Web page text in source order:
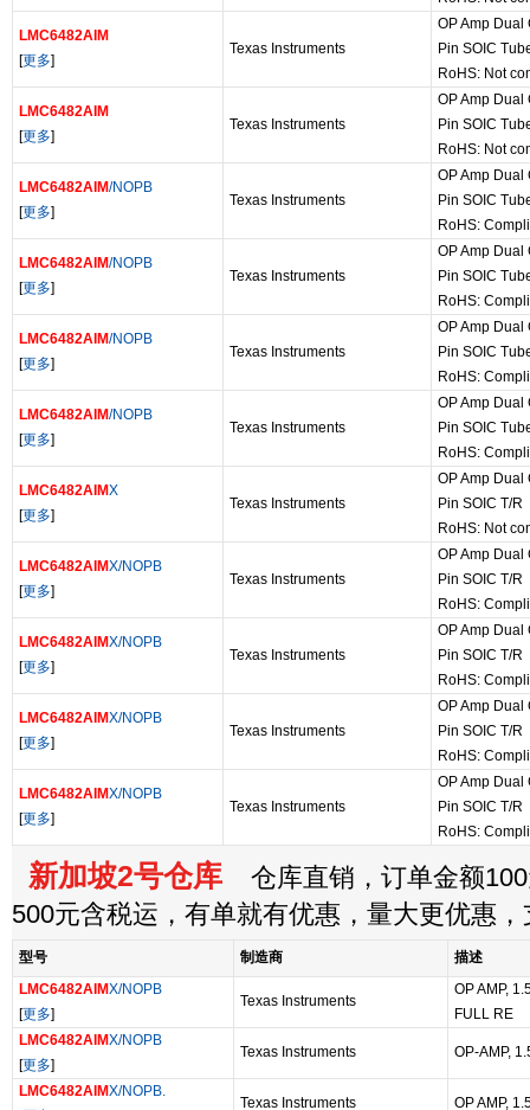
LMC6482AIM
[更多]
Texas Instruments
OP Amp Dual
Pin SOIC
RoHS: Not
LMC6482AIM
[更多]
Texas Instruments
OP Amp Dual
Pin SOIC
RoHS: Not
LMC6482AIM/NOPB
[更多]
Texas Instruments
OP Amp Dual
Pin SOIC
RoHS:
LMC6482AIM/NOPB
[更多]
Texas Instruments
OP Amp Dual
Pin SOIC
RoHS:
LMC6482AIM/NOPB
[更多]
Texas Instruments
OP Amp Dual
Pin SOIC
RoHS:
LMC6482AIM/NOPB
[更多]
Texas Instruments
OP Amp Dual
Pin SOIC
RoHS:
LMC6482AIMX
[更多]
Texas Instruments
OP Amp Dual
Pin SOIC T/R
RoHS: Not
LMC6482AIMX/NOPB
[更多]
Texas Instruments
OP Amp Dual
Pin SOIC T/R
RoHS:
LMC6482AIMX/NOPB
[更多]
Texas Instruments
OP Amp Dual
Pin SOIC T/R
RoHS:
LMC6482AIMX/NOPB
[更多]
Texas Instruments
OP Amp Dual
Pin SOIC T/R
RoHS:
LMC6482AIMX/NOPB
[更多]
Texas Instruments
OP Amp Dual
Pin SOIC T/R
RoHS:
新加坡2号仓库 仓库直销，订单金额
500元含税运，有单就有优惠，量大更优惠
型号 制造商
描述
LMC6482AIMX/NOPB
[更多]
Texas Instruments
OP AMP,
FULL RE
LMC6482AIMX/NOPB
[更多]
Texas Instruments OP-AMP,
LMC6482AIMX/NOPB.
Texas Instruments OP AMP,